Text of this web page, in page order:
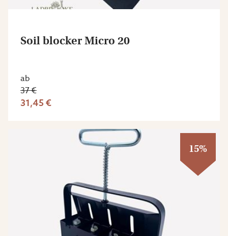
Soil blocker Micro 20
ab
37 €
31,45 €
15%